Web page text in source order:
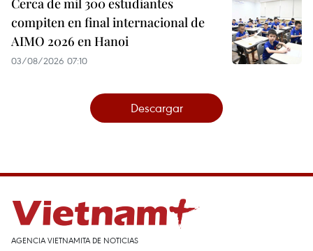
Cerca de mil 300 estudiantes
compiten en final internacional de
AIMO 2026 en Hanoi
03/08/2026 07:10
Descargar
AGENCIA VIETNAMITA DE NOTICIAS